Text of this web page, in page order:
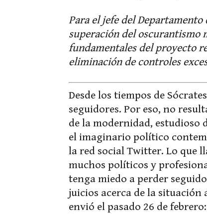
Para el jefe del
superación del
fundamentales del proyecto
eliminación de controles
Desde los tiempos de
seguidores. Por eso, no
de la modernidad, estudioso
el imaginario político
la red social Twitter. Lo que
muchos políticos y
tenga miedo a perder
juicios acerca de la situación
envió el pasado 26 de